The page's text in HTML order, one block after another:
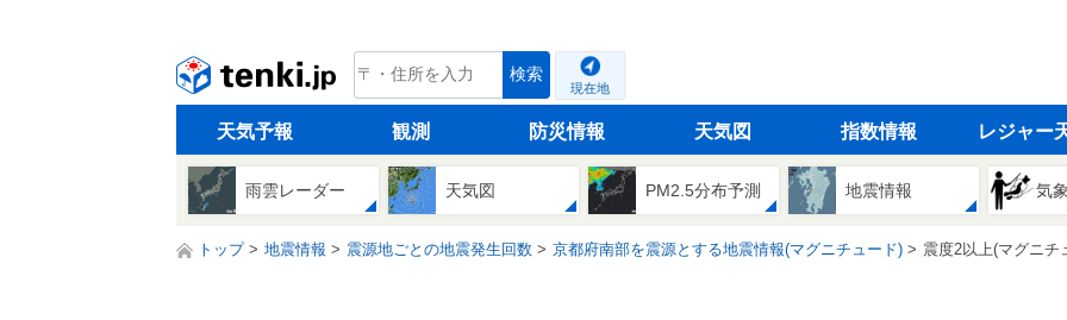
tenki.jp 検索
現在地
天気予報 観測 防災情報 天気図 指数情報 レジャー
雨雲レーダー 天気図 PM2.5分布予測 地震情報 気
トップ 地震情報 震源地ごとの地震発生回数 京都府南部を震源とする地震情報(マグニチュード) 震度2以上(マグニチ